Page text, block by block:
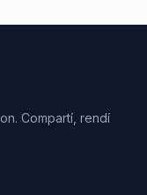
Compartí, rendí